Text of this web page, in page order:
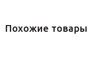
Похожие товары